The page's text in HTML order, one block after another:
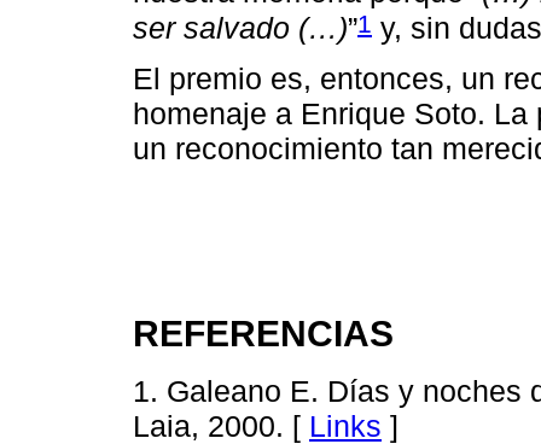
ser salvado (…)”1 y, sin
El premio es, entonces, un
homenaje a Enrique Soto.
un reconocimiento tan
REFERENCIAS
1. Galeano E. Días y noches
Laia, 2000. [ Links ]